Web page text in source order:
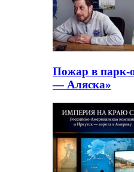
Пожар в парк-
— Аляска»